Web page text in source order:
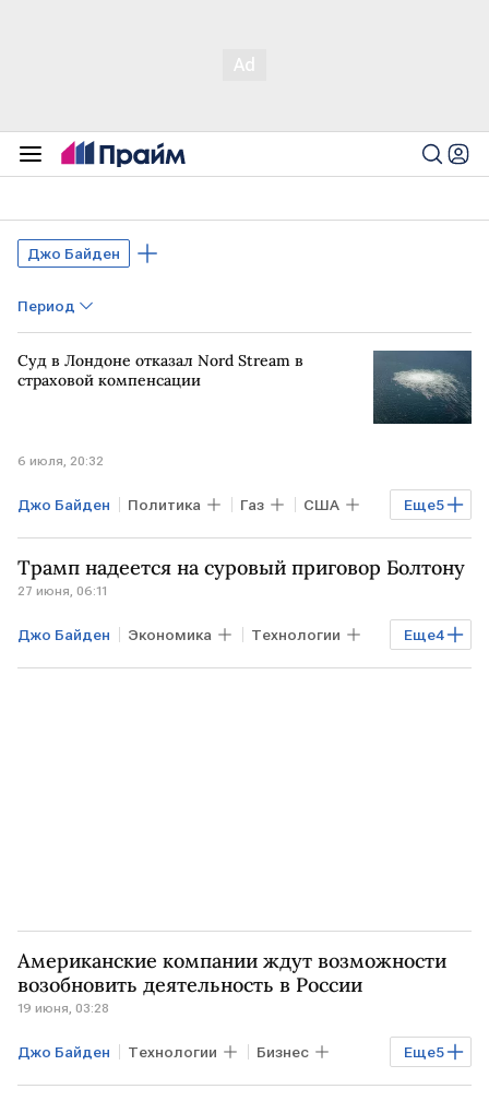
Джо Байден
Период
Суд в Лондоне отказал Nord Stream в
страховой компенсации
6 июля, 20:32
Еще5
Джо Байден Политика Газ США
ЛОНДОН ЕВРОПА Сеймур Херш
Дмитрий Песков Северный поток - 2
Трамп надеется на суровый приговор Болтону
27 июня, 06:11
Еще4
Джо Байден Экономика Технологии
Мировая экономика США
Американские компании ждут возможности
возобновить деятельность в России
19 июня, 03:28
Еще5
Джо Байден Технологии Бизнес
РОССИЯ США Дональд Трамп